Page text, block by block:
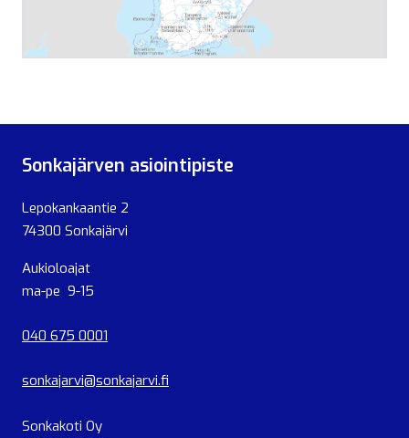
Sonkajärven asiointipiste
Lepokankaantie 2
74300 Sonkajärvi
Aukioloajat
ma-pe 9-15
040 675 0001
sonkajarvi@sonkajarvi.fi
Sonkakoti Oy